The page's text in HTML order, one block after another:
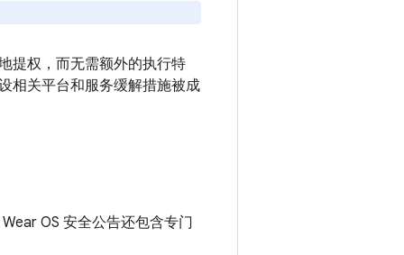
提权，而无需额外的执行特
相关平台和服务缓解措施被成
OS 安全公告还包含专门